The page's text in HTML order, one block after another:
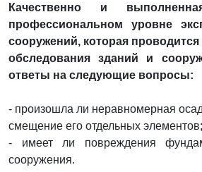
Качественно и
профессиональном уровне
сооружений, которая
обследования зданий и
ответы на следующие вопросы:
- произошла ли неравномерная
смещение его отдельных элементов;
- имеет ли повреждения
сооружения.